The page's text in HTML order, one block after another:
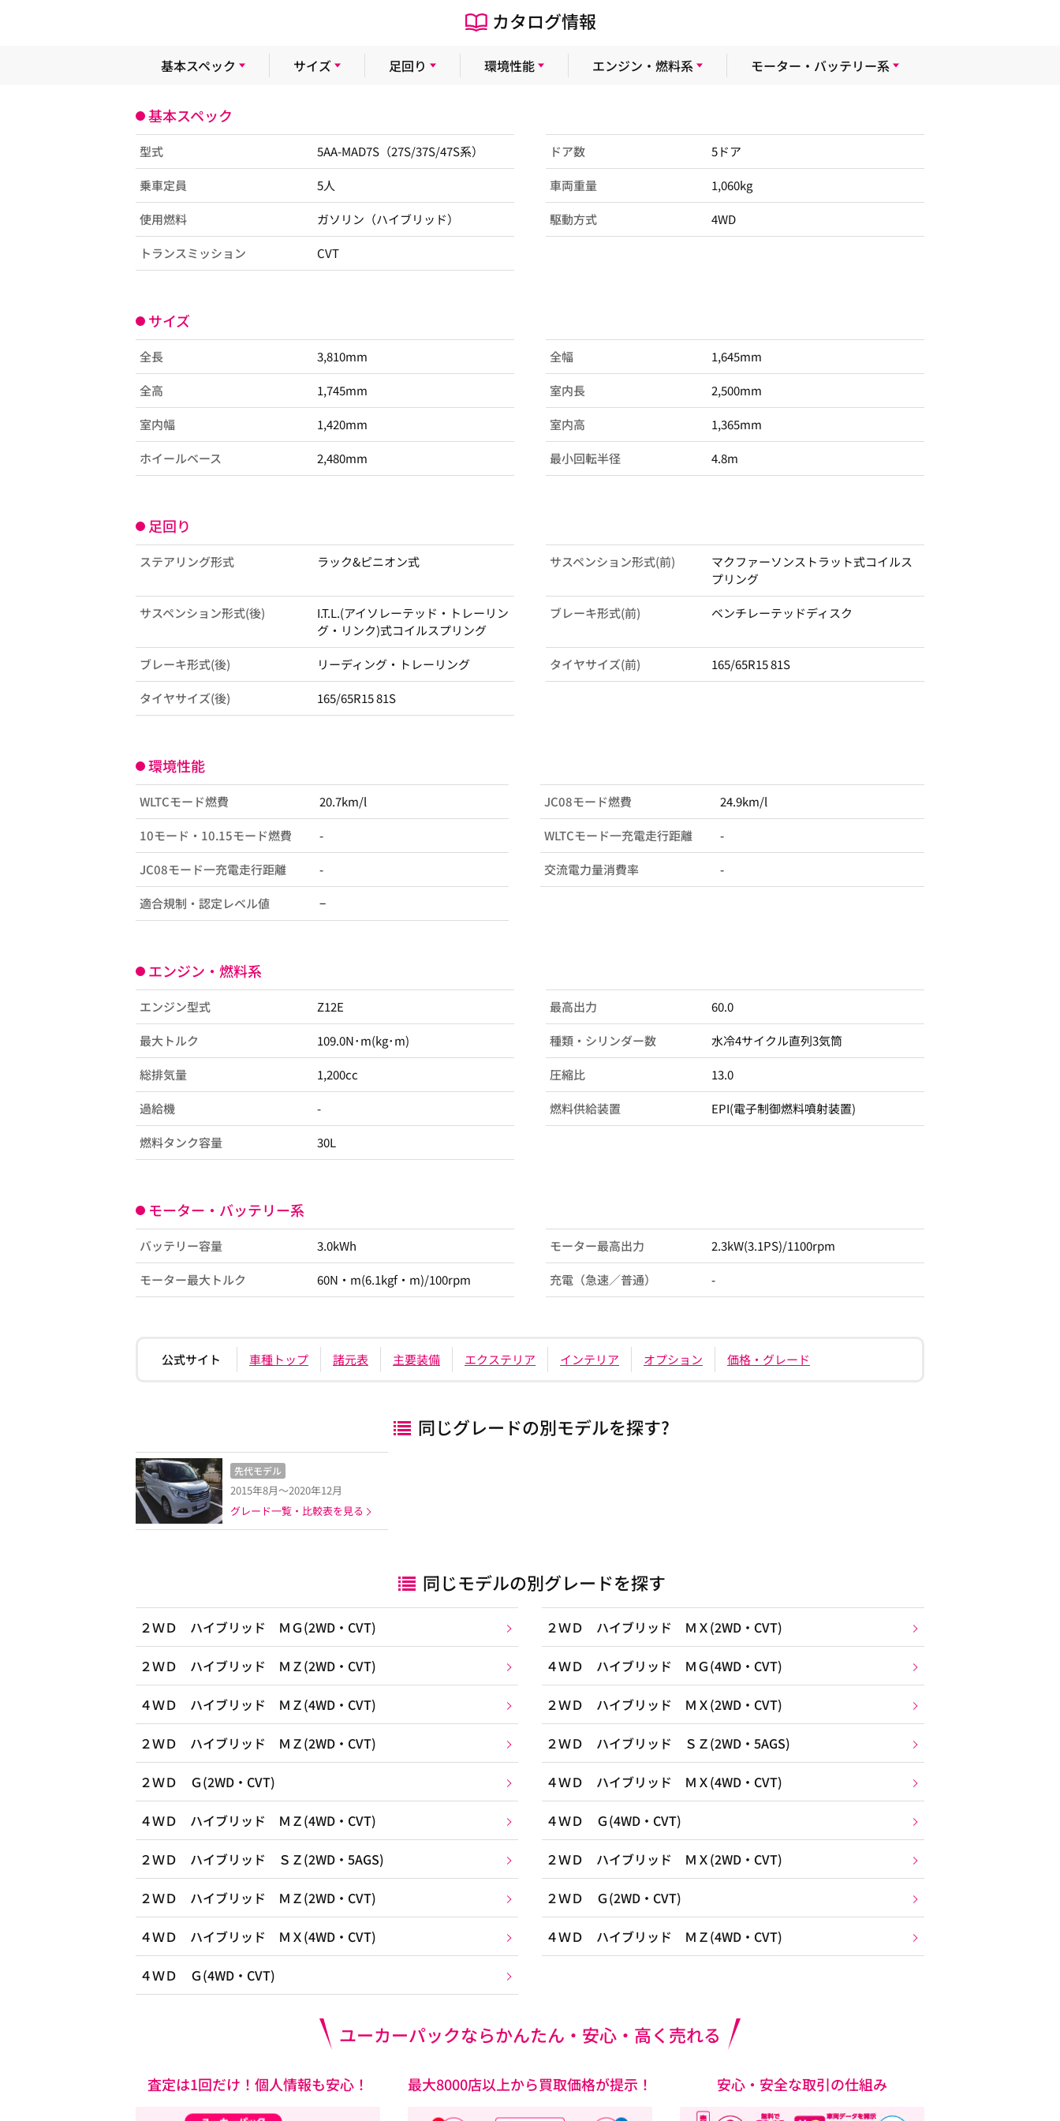
カタログ情報
基本スペック サイズ 足回り 環境性能 エンジン・燃料系 モーター・バッテリー系
基本スペック
型式 5AA-MAD7S（27S/37S/47S系） ドア数 5ドア
乗車定員 5人 車両重量 1,060kg
使用燃料 ガソリン（ハイブリッド） 駆動方式 4WD
トランスミッション CVT
サイズ
全長 3,810mm 全幅 1,645mm
全高 1,745mm 室内長 2,500mm
室内幅 1,420mm 室内高 1,365mm
ホイールベース 2,480mm 最小回転半径 4.8m
足回り
ステアリング形式 ラック&ピニオン式 サスペンション形式(前)
マクファーソンストラット式コイルス
プリング
サスペンション形式(後)
I.T.L.(アイソレーテッド・トレーリン
グ・リンク)式コイルスプリング
ブレーキ形式(前) ベンチレーテッドディスク
ブレーキ形式(後) リーディング・トレーリング タイヤサイズ(前) 165/65R15 81S
タイヤサイズ(後) 165/65R15 81S
環境性能
WLTCモード燃費 20.7km/l JC08モード燃費 24.9km/l
10モード・10.15モード燃費 - WLTCモード一充電走行距離 -
JC08モード一充電走行距離 - 交流電力量消費率 -
適合規制・認定レベル値 −
エンジン・燃料系
エンジン型式 Z12E 最高出力 60.0
最大トルク 109.0N･m(kg･m) 種類・シリンダー数 水冷4サイクル直列3気筒
総排気量 1,200cc 圧縮比 13.0
過給機 - 燃料供給装置 EPI(電子制御燃料噴射装置)
燃料タンク容量 30L
モーター・バッテリー系
バッテリー容量 3.0kWh モーター最高出力 2.3kW(3.1PS)/1100rpm
モーター最大トルク 60N・m(6.1kgf・m)/100rpm 充電（急速／普通） -
公式サイト 車種トップ 諸元表 主要装備 エクステリア インテリア オプション 価格・グレード
同じグレードの別モデルを探す?
先代モデル
2015年8月～2020年12月
グレード一覧・比較表を見る
同じモデルの別グレードを探す
２ＷＤ ハイブリッド ＭＧ(2WD・CVT) ２ＷＤ ハイブリッド ＭＸ(2WD・CVT)
２ＷＤ ハイブリッド ＭＺ(2WD・CVT) ４ＷＤ ハイブリッド ＭＧ(4WD・CVT)
４ＷＤ ハイブリッド ＭＺ(4WD・CVT) ２ＷＤ ハイブリッド ＭＸ(2WD・CVT)
２ＷＤ ハイブリッド ＭＺ(2WD・CVT) ２ＷＤ ハイブリッド ＳＺ(2WD・5AGS)
２ＷＤ Ｇ(2WD・CVT) ４ＷＤ ハイブリッド ＭＸ(4WD・CVT)
４ＷＤ ハイブリッド ＭＺ(4WD・CVT) ４ＷＤ Ｇ(4WD・CVT)
２ＷＤ ハイブリッド ＳＺ(2WD・5AGS) ２ＷＤ ハイブリッド ＭＸ(2WD・CVT)
２ＷＤ ハイブリッド ＭＺ(2WD・CVT) ２ＷＤ Ｇ(2WD・CVT)
４ＷＤ ハイブリッド ＭＸ(4WD・CVT) ４ＷＤ ハイブリッド ＭＺ(4WD・CVT)
４ＷＤ Ｇ(4WD・CVT)
ユーカーパックならかんたん・安心・高く売れる
査定は1回だけ！個人情報も安心！ 最大8000店以上から買取価格が提示！ 安心・安全な取引の仕組み